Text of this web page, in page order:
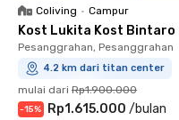
Coliving • Campur
Kost Lukita Kost Bintaro
Pesanggrahan, Pesanggrahan
4.2 km dari titan center
mulai dari Rp1.900.000
-15% Rp1.615.000 /bulan